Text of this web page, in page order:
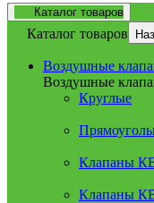
Каталог товаров
Каталог товаров
Воздушные
Воздушные
Круглые
Клапаны
Клапаны